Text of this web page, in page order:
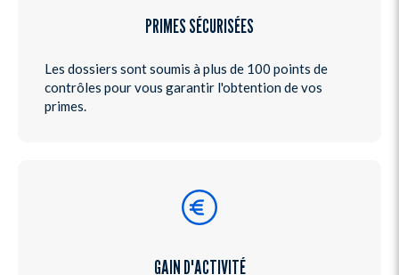
PRIMES SÉCURISÉES
Les dossiers sont soumis à plus de 100 points de
contrôles pour vous garantir l'obtention de vos
primes.
GAIN D'ACTIVITÉ